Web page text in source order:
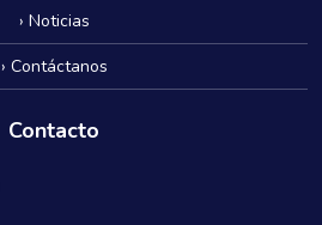
› Noticias
› Contáctanos
Contacto